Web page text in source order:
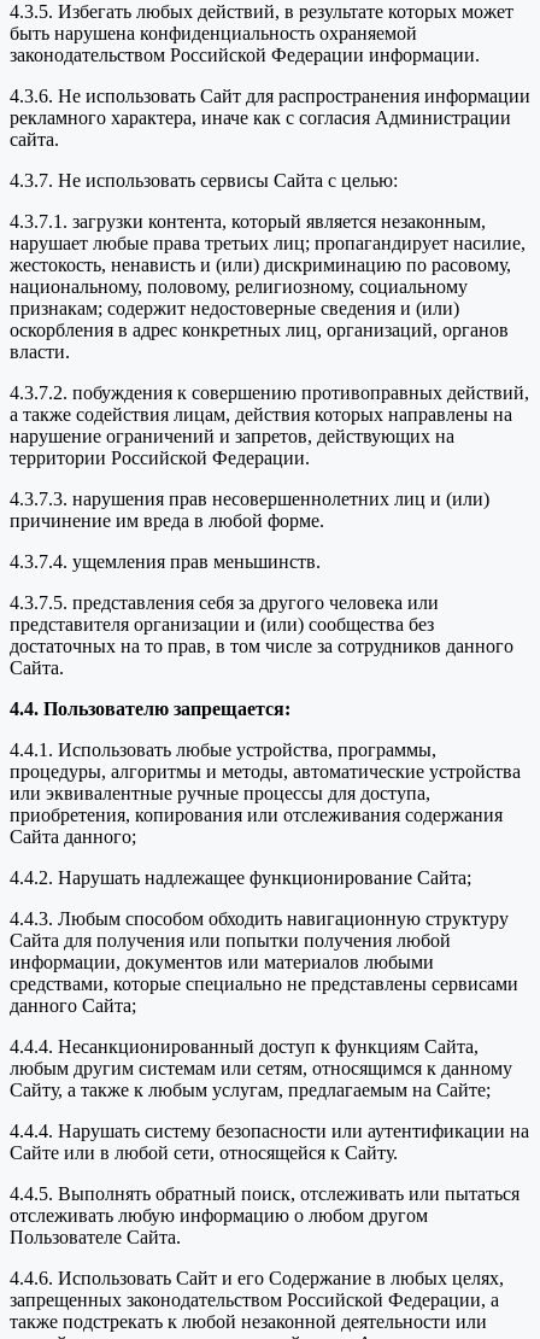
4.3.5. Избегать любых действий, в результате которых может
быть нарушена конфиденциальность охраняемой
законодательством Российской Федерации информации.
4.3.6. Не использовать Сайт для распространения информации
рекламного характера, иначе как с согласия Администрации
сайта.
4.3.7. Не использовать сервисы Сайта с целью:
4.3.7.1. загрузки контента, который является незаконным,
нарушает любые права третьих лиц; пропагандирует насилие,
жестокость, ненависть и (или) дискриминацию по расовому,
национальному, половому, религиозному, социальному
признакам; содержит недостоверные сведения и (или)
оскорбления в адрес конкретных лиц, организаций, органов
власти.
4.3.7.2. побуждения к совершению противоправных действий,
а также содействия лицам, действия которых направлены на
нарушение ограничений и запретов, действующих на
территории Российской Федерации.
4.3.7.3. нарушения прав несовершеннолетних лиц и (или)
причинение им вреда в любой форме.
4.3.7.4. ущемления прав меньшинств.
4.3.7.5. представления себя за другого человека или
представителя организации и (или) сообщества без
достаточных на то прав, в том числе за сотрудников данного
Сайта.
4.4. Пользователю запрещается:
4.4.1. Использовать любые устройства, программы,
процедуры, алгоритмы и методы, автоматические устройства
или эквивалентные ручные процессы для доступа,
приобретения, копирования или отслеживания содержания
Сайта данного;
4.4.2. Нарушать надлежащее функционирование Сайта;
4.4.3. Любым способом обходить навигационную структуру
Сайта для получения или попытки получения любой
информации, документов или материалов любыми
средствами, которые специально не представлены сервисами
данного Сайта;
4.4.4. Несанкционированный доступ к функциям Сайта,
любым другим системам или сетям, относящимся к данному
Сайту, а также к любым услугам, предлагаемым на Сайте;
4.4.4. Нарушать систему безопасности или аутентификации на
Сайте или в любой сети, относящейся к Сайту.
4.4.5. Выполнять обратный поиск, отслеживать или пытаться
отслеживать любую информацию о любом другом
Пользователе Сайта.
4.4.6. Использовать Сайт и его Содержание в любых целях,
запрещенных законодательством Российской Федерации, а
также подстрекать к любой незаконной деятельности или